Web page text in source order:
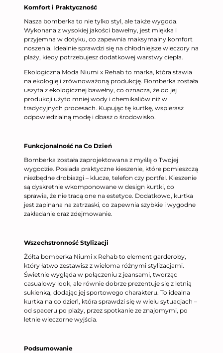
Komfort i Praktyczność
Nasza bomberka to nie tylko styl, ale także wygoda.
Wykonana z wysokiej jakości bawełny, jest miękka i
przyjemna w dotyku, co zapewnia maksymalny komfort
noszenia. Idealnie sprawdzi się na chłodniejsze wieczory na
plaży, kiedy potrzebujesz dodatkowej warstwy ciepła.
Ekologiczna Moda Niumi x Rehab to marka, która stawia
na ekologię i zrównoważoną produkcję. Bomberka została
uszyta z ekologicznej bawełny, co oznacza, że do jej
produkcji użyto mniej wody i chemikaliów niż w
tradycyjnych procesach. Kupując tę kurtkę, wspierasz
odpowiedzialną modę i dbasz o środowisko.
Funkcjonalność na Co Dzień
Bomberka została zaprojektowana z myślą o Twojej
wygodzie. Posiada praktyczne kieszenie, które pomieszczą
niezbędne drobiazgi – klucze, telefon czy portfel. Kieszenie
są dyskretnie wkomponowane w design kurtki, co
sprawia, że nie tracą one na estetyce. Dodatkowo, kurtka
jest zapinana na zatrzaski, co zapewnia szybkie i wygodne
zakładanie oraz zdejmowanie.
Wszechstronność Stylizacji
Żółta bomberka Niumi x Rehab to element garderoby,
który łatwo zestawisz z wieloma różnymi stylizacjami.
Świetnie wygląda w połączeniu z jeansami, tworząc
casualowy look, ale równie dobrze prezentuje się z letnią
sukienką, dodając jej sportowego charakteru. To idealna
kurtka na co dzień, która sprawdzi się w wielu sytuacjach –
od spaceru po plaży, przez spotkanie ze znajomymi, po
letnie wieczorne wyjścia.
Podsumowanie